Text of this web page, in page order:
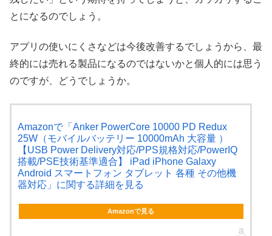
とになるのでしょう。
アプリの使いにくさなどは今後改善するでしょうから、最
終的には売れる製品になるのではないかと個人的には思う
のですが、どうでしょうか。
Amazonで「Anker PowerCore 10000 PD Redux
25W（モバイルバッテリー 10000mAh 大容量 ）
【USB Power Delivery対応/PPS規格対応/PowerIQ
搭載/PSE技術基準適合】 iPad iPhone Galaxy
Android スマートフォン タブレット 各種 その他機
器対応」に関する詳細を見る
Amazonで見る